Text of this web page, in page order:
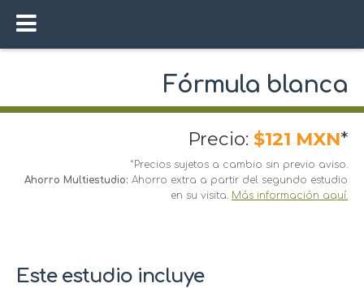
Fórmula blanca
Precio: $121 MXN*
*Precios sujetos a cambio sin previo aviso.
Ahorro Multiestudio: Ahorro extra a partir del segundo estudio
en su visita. Más información aquí.
Este estudio incluye